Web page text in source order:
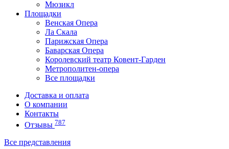
Мюзикл
Площадки
Венская Опера
Ла Скала
Парижская Опера
Баварская Опера
Королевский театр Ковент-Гарден
Метрополитен-опера
Все площадки
Доставка и оплата
О компании
Контакты
Отзывы 787
Все представления